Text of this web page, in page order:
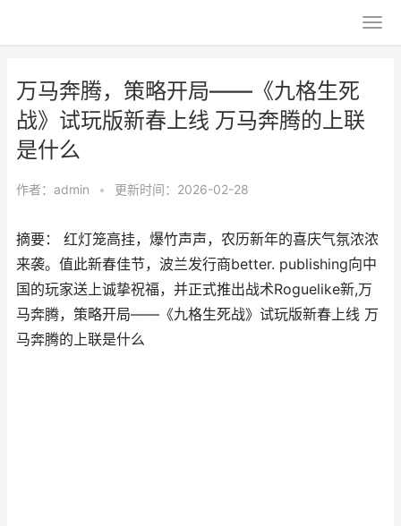
万马奔腾，策略开局——《九格生死
战》试玩版新春上线 万马奔腾的上联
是什么
作者： admin • 更新时间：2026-02-28
摘要： 红灯笼高挂，爆竹声声，农历新年的喜庆气氛浓浓
来袭。值此新春佳节，波兰发行商better. publishing向中
国的玩家送上诚挚祝福，并正式推出战术Roguelike新,万
马奔腾，策略开局——《九格生死战》试玩版新春上线 万
马奔腾的上联是什么